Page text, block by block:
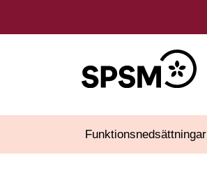
Funktionsnedsättningar